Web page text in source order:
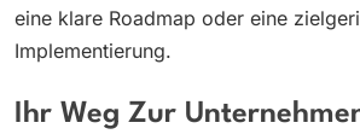
eine klare Roadmap oder eine
Implementierung.
Ihr Weg Zur